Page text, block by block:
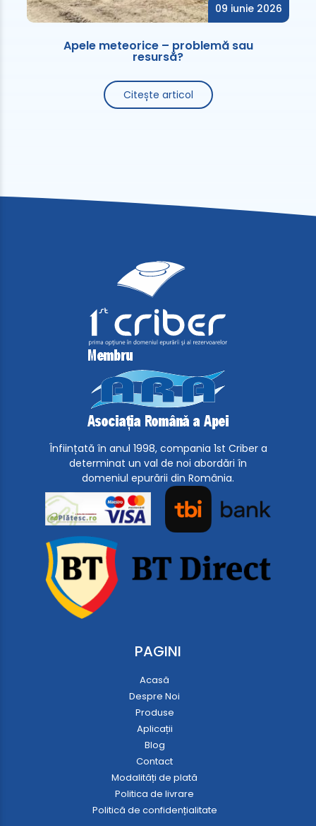
09 iunie 2026
Apele meteorice – problemă sau
resursă?
Citește articol
Înființată în anul 1998, compania 1st Criber a
determinat un val de noi abordări în
domeniul epurării din România.
PAGINI
Acasă
Despre Noi
Produse
Aplicații
Blog
Contact
Modalități de plată
Politica de livrare
Politică de confidențialitate